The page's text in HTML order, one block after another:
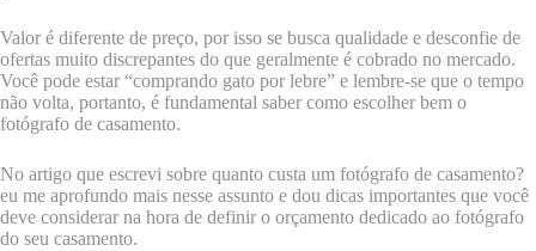
Valor é diferente de preço, por isso se busca qualidade e desconfie de
ofertas muito discrepantes do que geralmente é cobrado no mercado.
Você pode estar “comprando gato por lebre” e lembre-se que o tempo
não volta, portanto, é fundamental saber como escolher bem o
fotógrafo de casamento.
No artigo que escrevi sobre quanto custa um fotógrafo de casamento?
eu me aprofundo mais nesse assunto e dou dicas importantes que você
deve considerar na hora de definir o orçamento dedicado ao fotógrafo
do seu casamento.